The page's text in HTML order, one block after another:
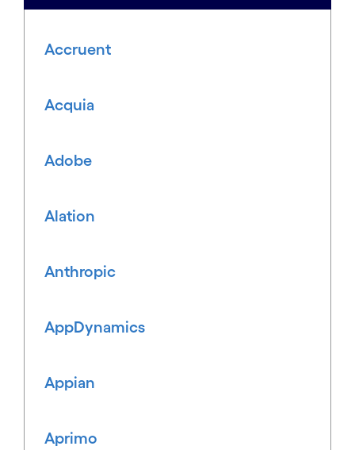
Accruent
Acquia
Adobe
Alation
Anthropic
AppDynamics
Appian
Aprimo